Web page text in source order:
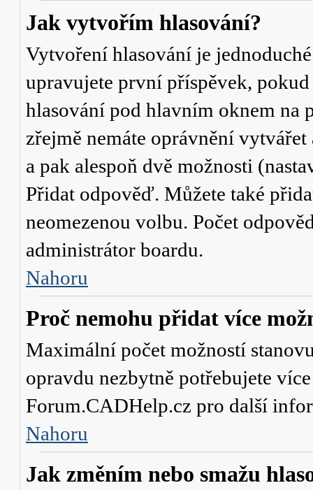
Jak vytvořím hlasování?
Vytvoření hlasování je
upravujete první příspěvek,
hlasování pod hlavním oknem na
zřejmě nemáte oprávnění
a pak alespoň dvě možnosti
Přidat odpověď. Můžete také
neomezenou volbu. Počet
administrátor boardu.
Nahoru
Proč nemohu přidat více
Maximální počet možností
opravdu nezbytně potřebujete
Forum.CADHelp.cz pro další
Nahoru
Jak změním nebo smažu